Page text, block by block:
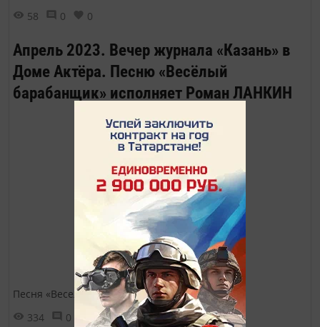
58
0 0
Апрель 2023. Вечер журнала «Казань» в
Доме Актёра. Песню «Весёлый
барабанщик» исполняет Роман ЛАНКИН
Песня «Веселый барабанщик»
334
0 0